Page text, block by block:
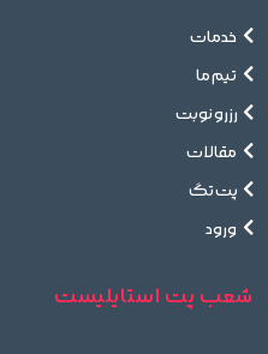
خدمات
تیم ما
رزرو نوبت
مقالات
پت تگ
ورود
شعب پت استایلیست